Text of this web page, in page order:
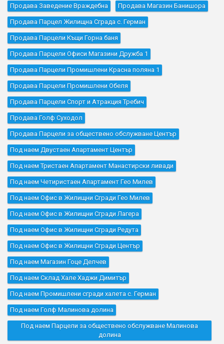
Продава Заведение Враждебна Продава Магазин Банишора
Продава Парцел Жилищна Сграда с. Герман
Продава Парцели Къщи Горна баня
Продава Парцели Офиси Магазини Дружба 1
Продава Парцели Промишлени Красна поляна 1
Продава Парцели Промишлени Обеля
Продава Парцели Спорт и Атракция Требич
Продава Голф Суходол
Продава Парцели за обществено обслужване Център
Под наем Двустаен Апартамент Център
Под наем Тристаен Апартамент Манастирски ливади
Под наем Четиристаен Апартамент Гео Милев
Под наем Офис в Жилищни Сгради Гео Милев
Под наем Офис в Жилищни Сгради Лагера
Под наем Офис в Жилищни Сгради Редута
Под наем Офис в Жилищни Сгради Център
Под наем Магазин Гоце Делчев
Под наем Склад Хале Хаджи Димитър
Под наем Промишлени сгради халета с. Герман
Под наем Голф Малинова долина
Под наем Парцели за обществено обслужване Малинова
долина